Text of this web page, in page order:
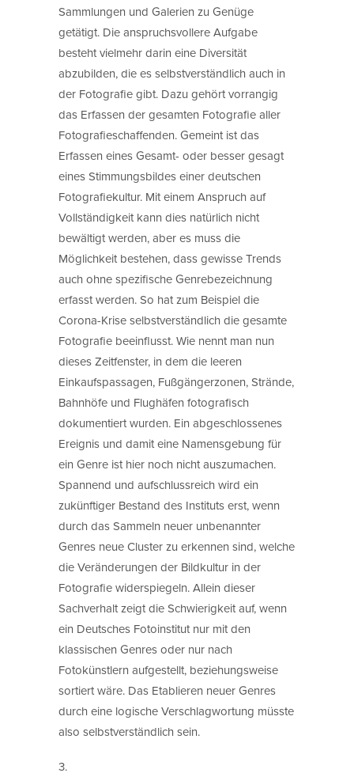
Sammlungen und Galerien zu Genüge
getätigt. Die anspruchsvollere Aufgabe
besteht vielmehr darin eine Diversität
abzubilden, die es selbstverständlich auch in
der Fotografie gibt. Dazu gehört vorrangig
das Erfassen der gesamten Fotografie aller
Fotografieschaffenden. Gemeint ist das
Erfassen eines Gesamt- oder besser gesagt
eines Stimmungsbildes einer deutschen
Fotografiekultur. Mit einem Anspruch auf
Vollständigkeit kann dies natürlich nicht
bewältigt werden, aber es muss die
Möglichkeit bestehen, dass gewisse Trends
auch ohne spezifische Genrebezeichnung
erfasst werden. So hat zum Beispiel die
Corona-Krise selbstverständlich die gesamte
Fotografie beeinflusst. Wie nennt man nun
dieses Zeitfenster, in dem die leeren
Einkaufspassagen, Fußgängerzonen, Strände,
Bahnhöfe und Flughäfen fotografisch
dokumentiert wurden. Ein abgeschlossenes
Ereignis und damit eine Namensgebung für
ein Genre ist hier noch nicht auszumachen.
Spannend und aufschlussreich wird ein
zukünftiger Bestand des Instituts erst, wenn
durch das Sammeln neuer unbenannter
Genres neue Cluster zu erkennen sind, welche
die Veränderungen der Bildkultur in der
Fotografie widerspiegeln. Allein dieser
Sachverhalt zeigt die Schwierigkeit auf, wenn
ein Deutsches Fotoinstitut nur mit den
klassischen Genres oder nur nach
Fotokünstlern aufgestellt, beziehungsweise
sortiert wäre. Das Etablieren neuer Genres
durch eine logische Verschlagwortung müsste
also selbstverständlich sein.
3.